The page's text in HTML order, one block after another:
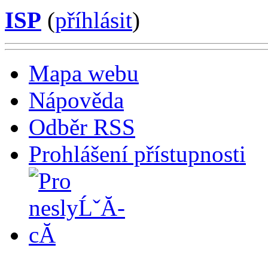
ISP (příhlásit)
Mapa webu
Nápověda
Odběr RSS
Prohlášení přístupnosti